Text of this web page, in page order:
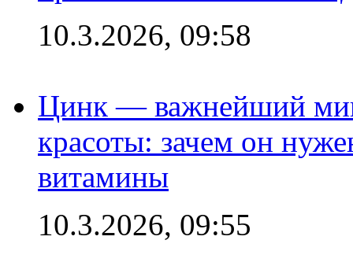
10.3.2026, 09:58
Цинк — важнейший
красоты: зачем он
витамины
10.3.2026, 09:55